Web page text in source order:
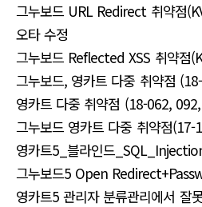
그누보드 URL Redirect 취약점
오타 수정
그누보드 Reflected XSS 취약점
그누보드, 영카트 다중 취약점
영카트 다중 취약점 (18-062,
그누보드 영카트 다중 취약점
영카트5_블라인드
그누보드5 Open
영카트5 관리자 분류관리에서 잘